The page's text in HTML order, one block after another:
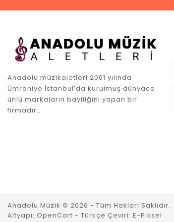
Anadolu müzikaletleri 2001 yılında
Ümraniye İstanbul’da kurulmuş dünyaca
ünlü markaların bayiliğini yapan bir
firmadır..
Anadolu Müzik © 2026 - Tüm Hakları Saklıdır.
Altyapı: OpenCart - Türkçe Çeviri: E-Piksel